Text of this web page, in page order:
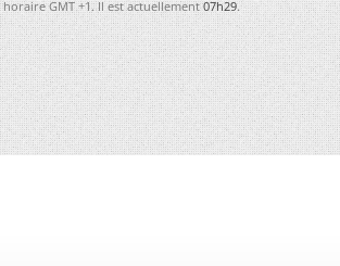
horaire GMT +1. Il est actuellement07h29.